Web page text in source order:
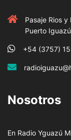
Pasaje Rios y
Puerto
+54 (3757)
Nosotros
En Radio Yguazú